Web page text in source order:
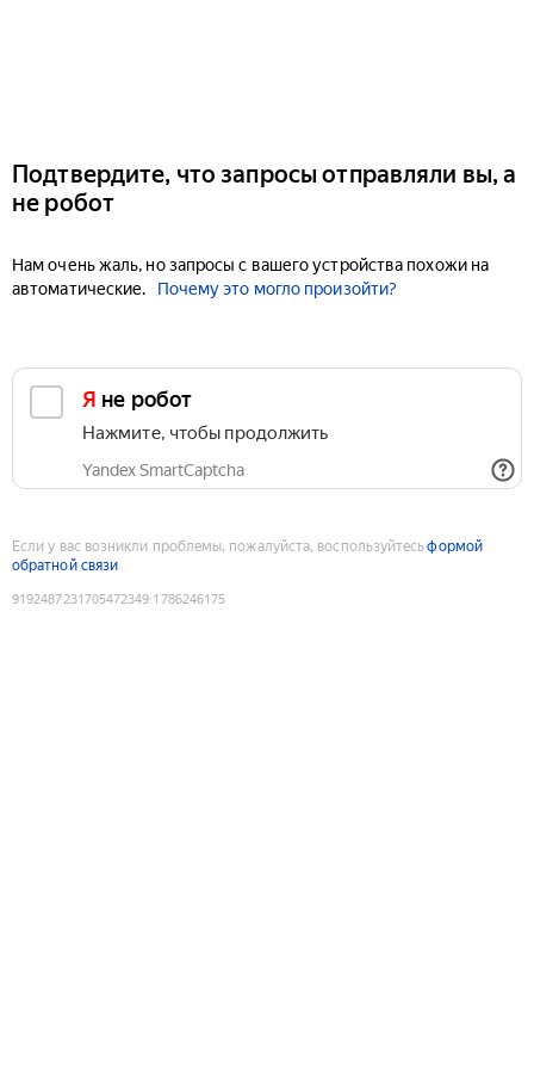
Подтвердите, что запросы отправляли вы, а
не робот
Нам очень жаль, но запросы с вашего устройства похожи на
автоматические.
Почему это могло произойти?
Я не робот
Нажмите, чтобы продолжить
Yandex SmartCaptcha
Если у вас возникли проблемы, пожалуйста, воспользуйтесьформой
обратной связи
9192487231705472349:1786246175